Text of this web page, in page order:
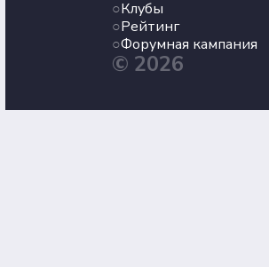
Клубы
Рейтинг
Форумная кампания
© 2026